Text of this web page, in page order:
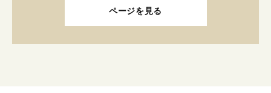
ページを見る